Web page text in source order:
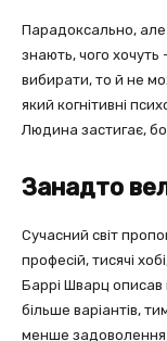
Парадоксально,
знають, чого
вибирати, то й не
який когнітивні
Людина застигає,
Занадто
Сучасний світ
професій, тисячі
Баррі Шварц
більше варіантів,
менше задоволення